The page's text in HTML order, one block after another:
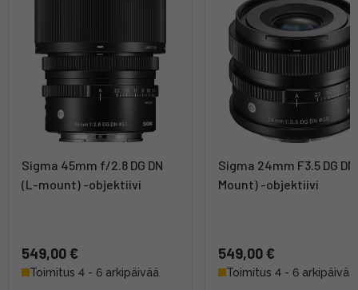
Sigma 45mm f/2.8 DG DN
(L-mount) -objektiivi
549,00 €
Toimitus 4 - 6 arkipäivää
Sigma 24mm F3.5 DG
Mount) -objektiivi
549,00 €
Toimitus 4 - 6 arkipäivää